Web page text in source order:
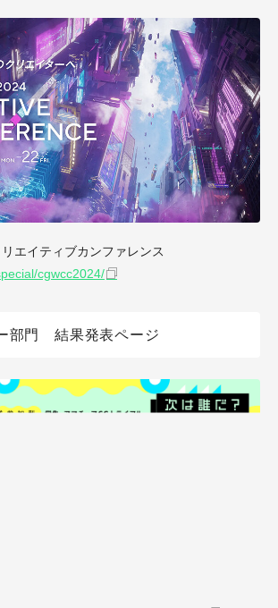
エイティブカンファレンス
cgwcc2024/
部門 結果発表ページ